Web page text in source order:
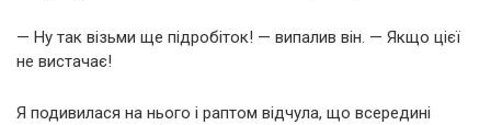
— Ну так візьми ще підробіток! — випалив він. — Якщо цієї
не вистачає!
Я подивилася на нього і раптом відчула, що всередині